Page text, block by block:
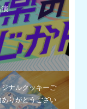
ナルクッキーご
りがとうござい